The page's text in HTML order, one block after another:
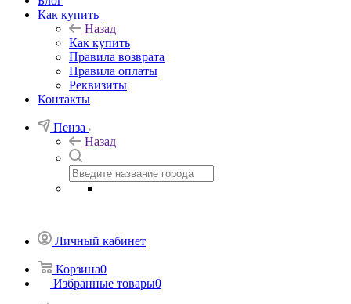
Как купить
Назад
Как купить
Правила возврата
Правила оплаты
Реквизиты
Контакты
Пенза
Назад
Личный кабинет
Корзина0
Избранные товары0